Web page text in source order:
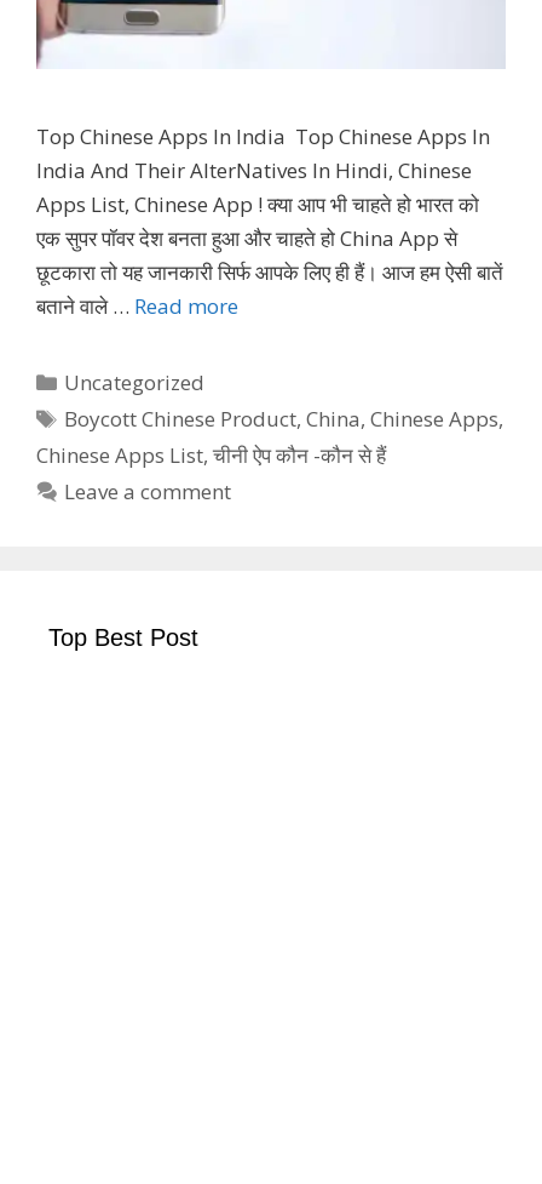
Top Chinese Apps In India Top Chinese Apps In
India And Their AlterNatives In Hindi, Chinese
Apps List, Chinese App ! क्या आप भी चाहते हो भारत को
एक सुपर पॉवर देश बनता हुआ और चाहते हो China App से
छूटकारा तो यह जानकारी सिर्फ आपके लिए ही हैं। आज हम ऐसी बातें
बताने वाले … Read more
Categories
Uncategorized
Tags
Boycott Chinese Product,China,Chinese Apps,
Chinese Apps List, चीनी ऐप कौन -कौन से हैं
Leave a comment
Top Best Post